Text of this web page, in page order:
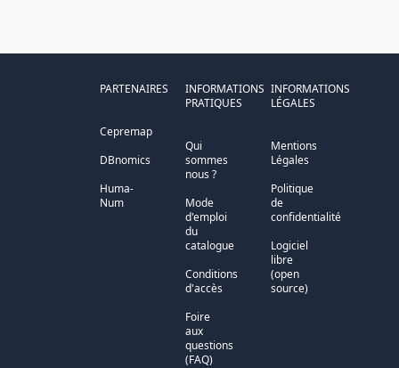
PARTENAIRES
Cepremap
DBnomics
Huma-
Num
INFORMATIONS
PRATIQUES
Qui
sommes
nous ?
Mode
d'emploi
du
catalogue
Conditions
d'accès
Foire
aux
questions
(FAQ)
INFORMATIONS
LÉGALES
Mentions
Légales
Politique
de
confidentialité
Logiciel
libre
(open
source)